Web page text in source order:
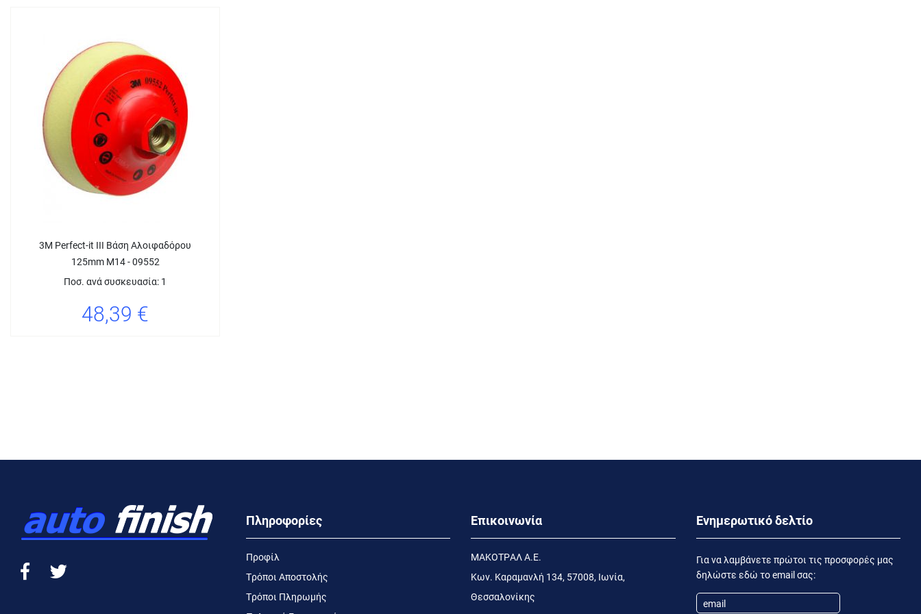
3M Perfect-it III Βάση Αλοιφαδόρου
125mm M14 - 09552
Ποσ. ανά συσκευασία: 1
48,39 €
Πληροφορίες
Προφίλ
Τρόποι Αποστολής
Τρόποι Πληρωμής
Επικοινωνία
MΑΚΟΤΡΑΛ Α.Ε.
Kων. Kαραμανλή 134, 57008, Ιωνία,
Θεσσαλονίκης
Ενημερωτικό δελτίο
Για να λαμβάνετε πρώτοι τις προσφορές μας
δηλώστε εδώ το email σας: